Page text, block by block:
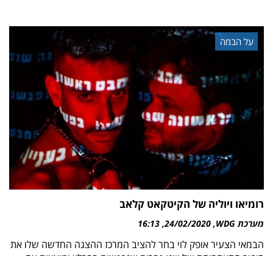
על הבמה
רומיאו ויוליה של הקיטקאט קלאב
מערכת WDG 24/02/2020
16:13
הבמאי הצעיר אופק לוי בחר להציב המרכז ההצגה החדשה שלו את